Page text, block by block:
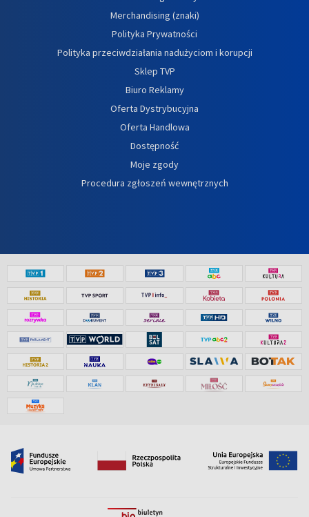
Merchandising (znaki)
Polityka Prywatności
Polityka przeciwdziałania nadużyciom i korupcji
Sklep TVP
Biuro Reklamy
Oferta Dystrybucyjna
Oferta Handlowa
Dostępność
Moje zgody
Procedura zgłoszeń wewnętrznych